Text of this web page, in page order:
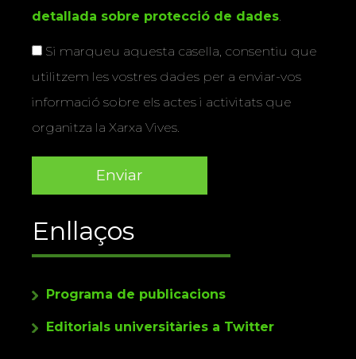
detallada sobre protecció de dades.
Si marqueu aquesta casella, consentiu que
utilitzem les vostres dades per a enviar-vos
informació sobre els actes i activitats que
organitza la Xarxa Vives.
Enllaços
Programa de publicacions
Editorials universitàries a Twitter